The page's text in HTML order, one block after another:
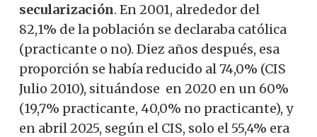
secularización. En 2001, alrededor del
82,1% de la población se declaraba católica
(practicante o no). Diez años después, esa
proporción se había reducido al 74,0% (CIS
Julio 2010), situándose en 2020 en un 60%
(19,7% practicante, 40,0% no practicante), y
en abril 2025, según el CIS, solo el 55,4% era